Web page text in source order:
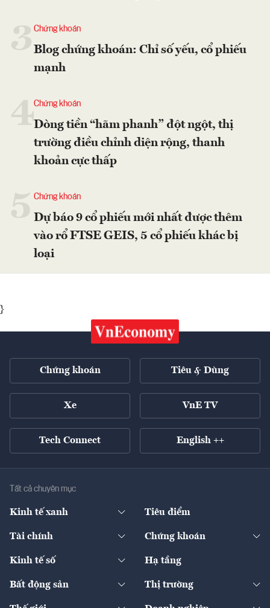
Chứng khoán
Blog chứng khoán: Chỉ số yếu, cổ phiếu
mạnh
4Chứng khoán
Dòng tiền “hãm phanh” đột ngột, thị
trường điều chỉnh diện rộng, thanh
khoản cực thấp
Chứng khoán
Dự báo 9 cổ phiếu mới nhất được thêm
vào rổ FTSE GEIS, 5 cổ phiếu khác bị
loại
}
Chứng khoán Tiêu & Dùng
Xe VnE TV
Tech Connect English ++
Tất cả chuyên mục
Kinh tế xanh
Diễn đàn
Tiêu điểm
Tài chính
Ngân hàng
Chứng khoán
Doanh nghiệp niêm yết
Kinh tế số
Sản phẩm - Thị trường
Hạ tầng
Bất động sản
Chính sách
Thị trường